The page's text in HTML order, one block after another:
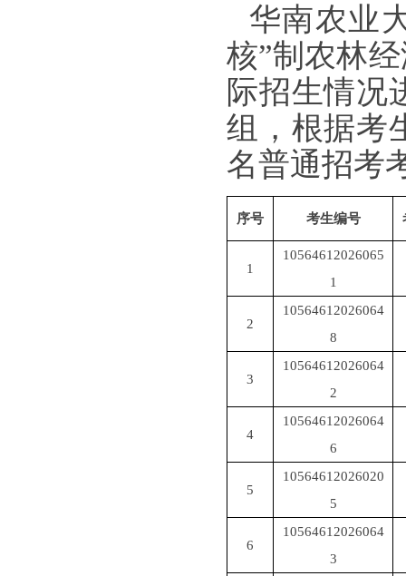
华南农业
核”制农林
际招生情况
组，根据考
名普通招考
序号 考生编号
1
10564612026065
1
2
10564612026064
8
3
10564612026064
2
4
10564612026064
6
5
10564612026020
5
6
10564612026064
3